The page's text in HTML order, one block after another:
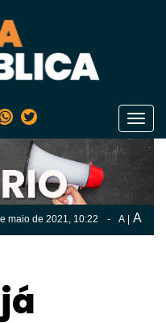
maio de 2021, 10:22 - A A